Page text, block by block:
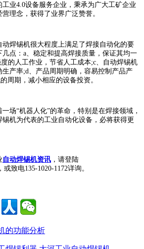
业4.0设备服务企业，秉承为广大工矿企业
理念，获得了业界广泛赞誉。
焊锡机很大程度上满足了焊接自动化的要
点：a、稳定和提高焊接质量，保证其均一
的人工作业，节省人工成本;c、自动焊锡机
产率;d、产品周期明确，容易控制产品产
周期，减小相应的设备投资。
“机器人化”的革命，特别是在焊接领域，
机为代表的工业自动化设备，必将获得更
自动焊锡机资讯 ，请登陆
或致电135-1020-1172详询。
的功能分析